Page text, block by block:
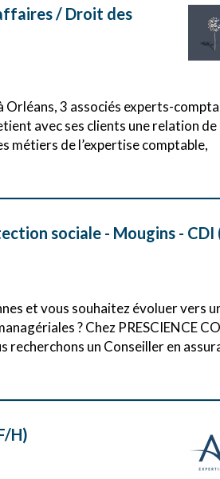
/ Droit des
3 associés experts-
avec ses clients une relation de
métiers de l’expertise comptable,
sociale - Mougins - CDI
et vous souhaitez évoluer vers
? Chez PRESCIENCE
recherchons un Conseiller en
H)